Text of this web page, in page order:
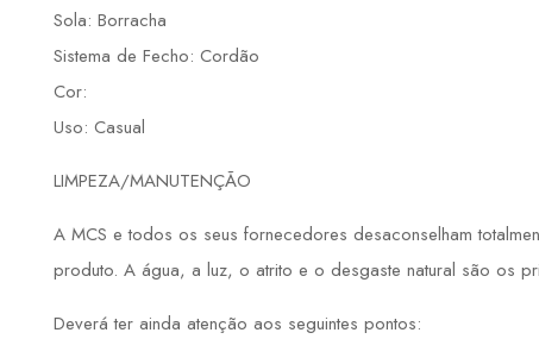
Sola: Borracha
Sistema de Fecho: Cordão
Cor:
Uso: Casual
LIMPEZA/MANUTENÇÃO
A MCS e todos os seus fornecedores desaconselham
produto. A água, a luz, o atrito e o desgaste natural são os
Deverá ter ainda atenção aos seguintes pontos: